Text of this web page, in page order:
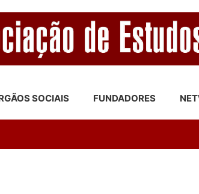
SOCIAIS FUNDADORES